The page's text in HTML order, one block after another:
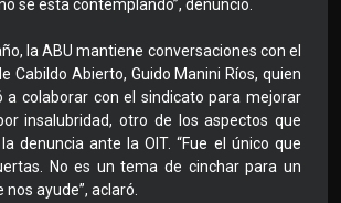
se está contemplando”, denunció.
la ABU mantiene conversaciones con el
Cabildo Abierto, Guido Manini Ríos, quien
a colaborar con el sindicato para mejorar
insalubridad, otro de los aspectos que
denuncia ante la OIT. “Fue el único que
No es un tema de cinchar para un
ayude”, aclaró.